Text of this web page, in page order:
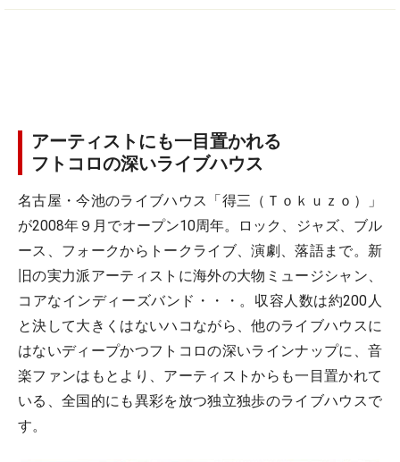
アーティストにも一目置かれる
フトコロの深いライブハウス
名古屋・今池のライブハウス 「得三（Ｔｏｋｕｚｏ）」
が2008年９月でオープン10周年。ロック、ジャズ、ブル
ース、フォークからトークライブ、演劇、落語まで。新
旧の実力派アーティストに海外の大物ミュージシャン、
コアなインディーズバンド・・・。収容人数は約200人
と決して大きくはないハコながら、他のライブハウスに
はないディープかつフトコロの深いラインナップに、音
楽ファンはもとより、アーティストからも一目置かれて
いる、全国的にも異彩を放つ独立独歩のライブハウスで
す。